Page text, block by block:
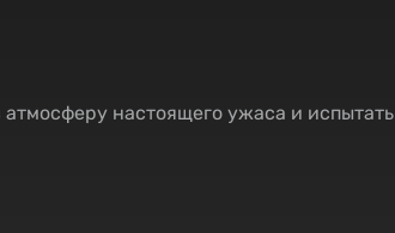
настоящего ужаса и испытать